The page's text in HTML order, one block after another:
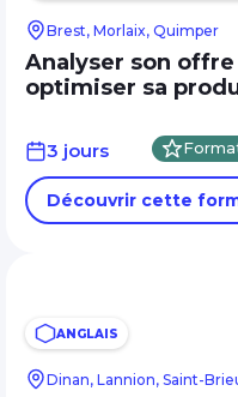
Brest, Morlaix, Quimper
Analyser son
optimiser sa
3 jours
Découvrir cette
ANGLAIS
Dinan, Lannion, Saint-